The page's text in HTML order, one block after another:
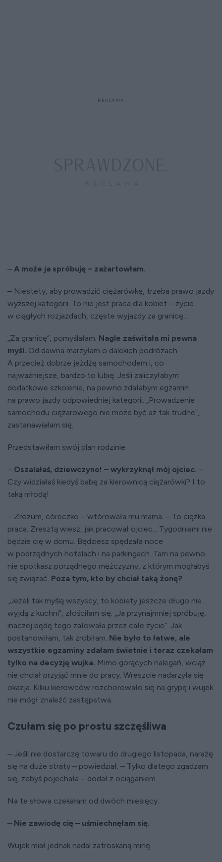
– A może ja spróbuję – zażartowłam.
– Niestety, aby prowadzić ciężarówkę, trzeba prawo jazdy
wyższej kategorii. To nie jest praca dla kobiet – życie
w ciągłych rozjazdach, częste wyjazdy za granicę...
„Za granicę”, pomyślałam. Nagle zaświtała mi pewna
myśl. Od dawna marzyłam o dalekich podróżach.
A przecież dobrze jeżdżę samochodem i, co
najważniejsze, bardzo to lubię. Jeśli zaliczyłabym
dodatkowe szkolenie, na pewno zdałabym egzamin
na prawo jazdy odpowiedniej kategorii. „Prowadzenie
samochodu ciężarowego nie może być aż tak trudne”,
zastanawiałam się.
Przedstawiłam swój plan rodzinie.
– Oszalałaś, dziewczyno! – wykrzyknął mój ojciec. –
Czy widziałaś kiedyś babę za kierownicą ciężarówki? I to
taką młodą!
– Zrozum, córeczko – wtórowała mu mama. – To ciężka
praca. Zresztą wiesz, jak pracował ojciec... Tygodniami nie
będzie cię w domu. Będziesz spędzała noce
w podrzędnych hotelach i na parkingach. Tam na pewno
nie spotkasz porządnego mężczyzny, z którym mogłabyś
się związać. Poza tym, kto by chciał taką żonę?
„Jeżeli tak myślą wszyscy, to kobiety jeszcze długo nie
wyjdą z kuchni”, złościłam się. „Ja przynajmniej spróbuję,
inaczej będę tego żałowała przez całe życie”. Jak
postanowiłam, tak zrobiłam. Nie było to łatwe, ale
wszystkie egzaminy zdałam świetnie i teraz czekałam
tylko na decyzję wujka. Mimo gorących nalegań, wciąż
nie chciał przyjąć mnie do pracy. Wreszcie nadarzyła się
okazja. Kilku kierowców rozchorowało się na grypę i wujek
nie mógł znaleźć zastępstwa.
Czułam się po prostu szczęśliwa
– Jeśli nie dostarczę towaru do drugiego listopada, narażę
się na duże straty – powiedział. – Tylko dlatego zgadzam
się, żebyś pojechała – dodał z ociąganiem.
Na te słowa czekałam od dwóch miesięcy.
– Nie zawiodę cię – uśmiechnęłam się.
Wujek miał jednak nadal zatroskaną minę.